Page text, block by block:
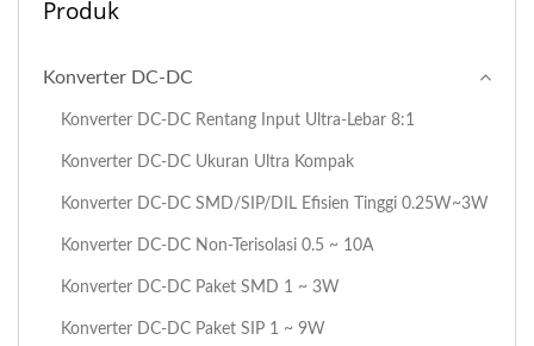
Produk
Konverter DC-DC
Konverter DC-DC Rentang Input Ultra-Lebar 8:1
Konverter DC-DC Ukuran Ultra Kompak
Konverter DC-DC SMD/SIP/DIL Efisien Tinggi 0.25W~3W
Konverter DC-DC Non-Terisolasi 0.5 ~ 10A
Konverter DC-DC Paket SMD 1 ~ 3W
Konverter DC-DC Paket SIP 1 ~ 9W